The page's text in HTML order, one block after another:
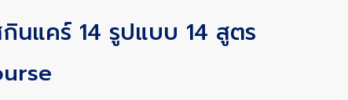
นแคร์ 14 รูปแบบ 14 สูตร